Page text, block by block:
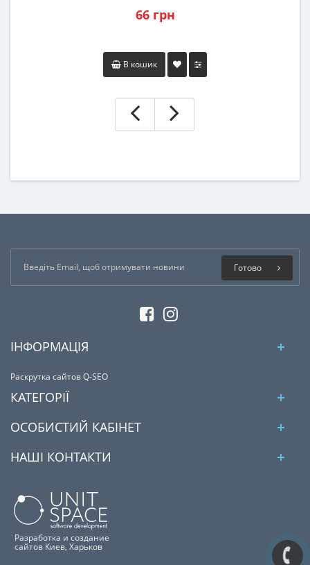
66 грн
В кошик
Готово
ІНФОРМАЦІЯ
Раскрутка сайтов Q-SEO
КАТЕГОРІЇ
ОСОБИСТИЙ КАБІНЕТ
НАШІ КОНТАКТИ
Разработка и создание
сайтов Киев, Харьков